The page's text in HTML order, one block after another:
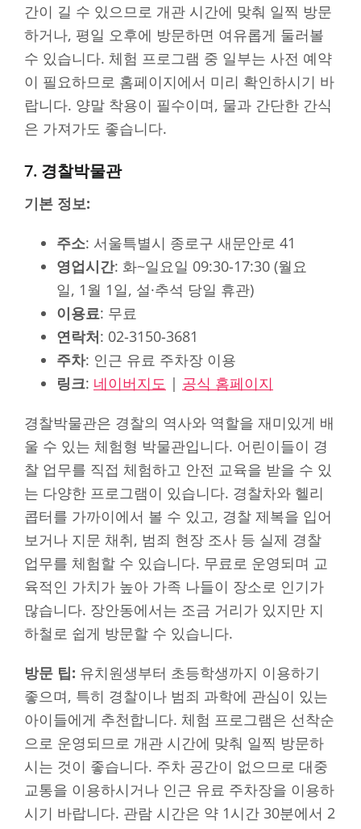
간이 길 수 있으므로 개관 시간에 맞춰 일찍 방문
하거나, 평일 오후에 방문하면 여유롭게 둘러볼
수 있습니다. 체험 프로그램 중 일부는 사전 예약
이 필요하므로 홈페이지에서 미리 확인하시기 바
랍니다. 양말 착용이 필수이며, 물과 간단한 간식
은 가져가도 좋습니다.
7. 경찰박물관
기본 정보:
주소: 서울특별시 종로구 새문안로 41
영업시간: 화~일요일 09:30-17:30 (월요
일, 1월 1일, 설·추석 당일 휴관)
이용료: 무료
연락처: 02-3150-3681
주차: 인근 유료 주차장 이용
링크: 네이버지도 | 공식 홈페이지
경찰박물관은 경찰의 역사와 역할을 재미있게 배
울 수 있는 체험형 박물관입니다. 어린이들이 경
찰 업무를 직접 체험하고 안전 교육을 받을 수 있
는 다양한 프로그램이 있습니다. 경찰차와 헬리
콥터를 가까이에서 볼 수 있고, 경찰 제복을 입어
보거나 지문 채취, 범죄 현장 조사 등 실제 경찰
업무를 체험할 수 있습니다. 무료로 운영되며 교
육적인 가치가 높아 가족 나들이 장소로 인기가
많습니다. 장안동에서는 조금 거리가 있지만 지
하철로 쉽게 방문할 수 있습니다.
방문 팁: 유치원생부터 초등학생까지 이용하기
좋으며, 특히 경찰이나 범죄 과학에 관심이 있는
아이들에게 추천합니다. 체험 프로그램은 선착순
으로 운영되므로 개관 시간에 맞춰 일찍 방문하
시는 것이 좋습니다. 주차 공간이 없으므로 대중
교통을 이용하시거나 인근 유료 주차장을 이용하
시기 바랍니다. 관람 시간은 약 1시간 30분에서 2